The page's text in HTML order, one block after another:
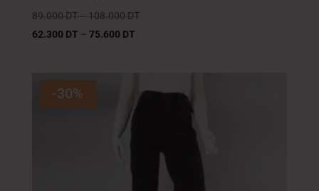
89.000 DT– 108.000 DT
62.300 DT – 75.600 DT
-30%